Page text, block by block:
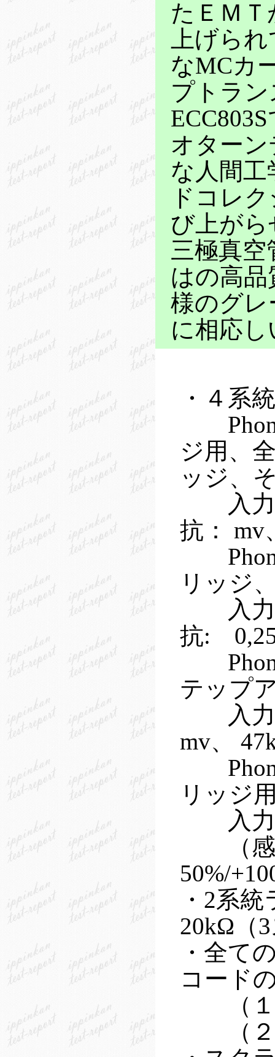
たＥＭ
上げら
なMCカ
プトラ
オター
な人間
ドコレ
び上が
三極真
はの高
様のグ
に相応
・４系
ジ用、
ッジ、
入力
抗： mv
リッジ
入力
抗:
テップ
入力
mv、
リッジ
入力
（感
50%/
・2系
20kΩ（
・全て
コード
（１
（２